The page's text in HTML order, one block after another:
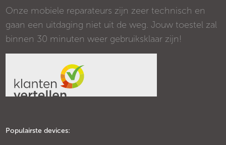
Onze mobiele reparateurs zijn zeer technisch en
gaan een uitdaging niet uit de weg. Jouw toestel zal
binnen 30 minuten weer gebruiksklaar zijn!
Populairste devices: